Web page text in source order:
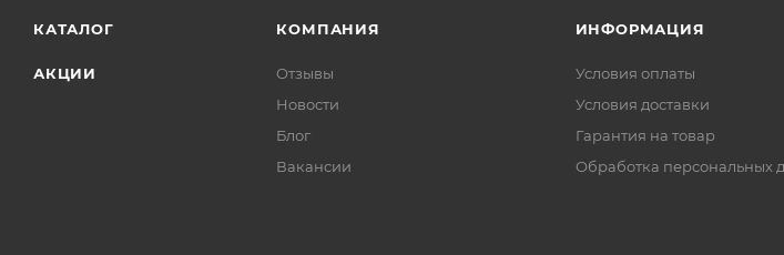
КАТАЛОГ
АКЦИИ
КОМПАНИЯ
Отзывы
Новости
Блог
Вакансии
ИНФОРМАЦИЯ
Условия оплаты
Условия доставки
Гарантия на товар
Обработка персональных